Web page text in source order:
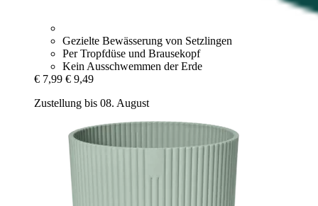
Gezielte Bewässerung von Setzlingen
Per Tropfdüse und Brausekopf
Kein Ausschwemmen der Erde
€ 7,99 € 9,49
Zustellung bis 08. August